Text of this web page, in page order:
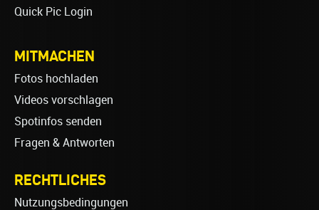
Quick Pic Login
MITMACHEN
Fotos hochladen
Videos vorschlagen
Spotinfos senden
Fragen & Antworten
RECHTLICHES
Nutzungsbedingungen